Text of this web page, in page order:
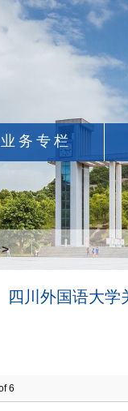
业务专栏
四川外国语大学